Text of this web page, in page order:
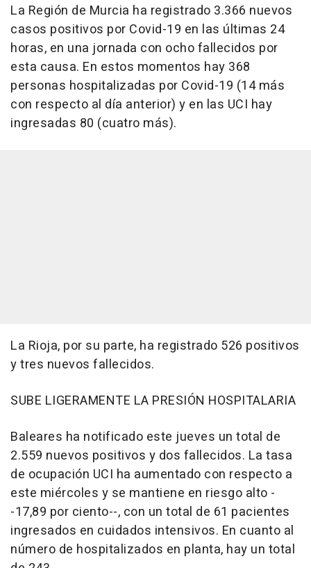
La Región de Murcia ha registrado 3.366 nuevos
casos positivos por Covid-19 en las últimas 24
horas, en una jornada con ocho fallecidos por
esta causa. En estos momentos hay 368
personas hospitalizadas por Covid-19 (14 más
con respecto al día anterior) y en las UCI hay
ingresadas 80 (cuatro más).
La Rioja, por su parte, ha registrado 526 positivos
y tres nuevos fallecidos.
SUBE LIGERAMENTE LA PRESIÓN HOSPITALARIA
Baleares ha notificado este jueves un total de
2.559 nuevos positivos y dos fallecidos. La tasa
de ocupación UCI ha aumentado con respecto a
este miércoles y se mantiene en riesgo alto -
-17,89 por ciento--, con un total de 61 pacientes
ingresados en cuidados intensivos. En cuanto al
número de hospitalizados en planta, hay un total